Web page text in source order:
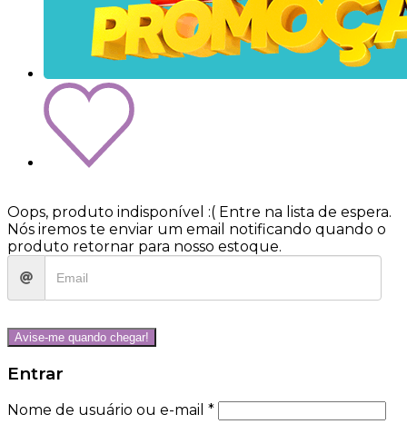
Oops, produto indisponível :( Entre na lista de espera.
Nós iremos te enviar um email notificando quando o
produto retornar para nosso estoque.
Avise-me quando chegar!
Entrar
Nome de usuário ou e-mail *